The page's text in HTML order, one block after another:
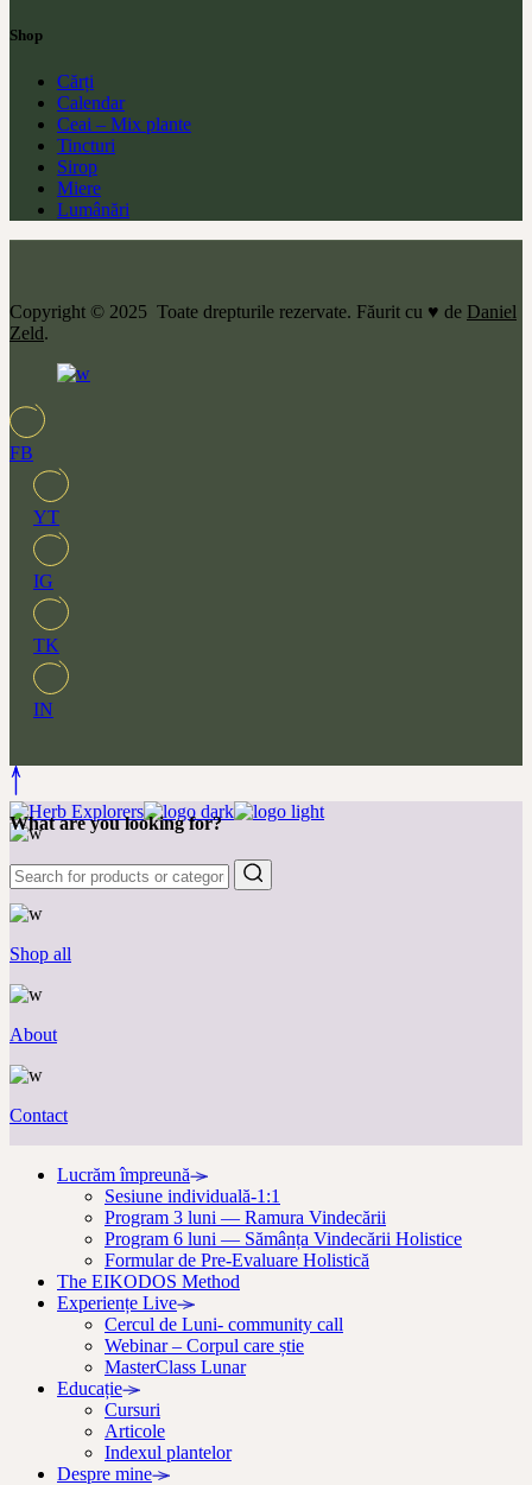
Shop
Cărți
Calendar
Ceai – Mix plante
Tincturi
Sirop
Miere
Lumânări
Copyright © 2025 Toate drepturile rezervate. Făurit cu ♥ de Daniel
Zeld.
FB
YT
IG
TK
IN
What are you looking for?
New & favorites
Shop all
About
Contact
Lucrăm împreună
Sesiune individuală-1:1
Program 3 luni — Ramura Vindecării
Program 6 luni — Sămânța Vindecării Holistice
Formular de Pre-Evaluare Holistică
The EIKODOS Method
Experiențe Live
Cercul de Luni- community call
Webinar – Corpul care știe
MasterClass Lunar
Educație
Cursuri
Articole
Indexul plantelor
Despre mine